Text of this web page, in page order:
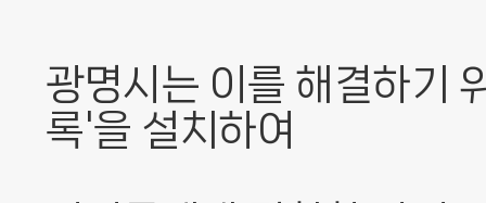
광명시는 이를 해결하기
록'을 설치하여